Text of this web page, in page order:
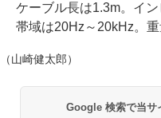
ケーブル長は1.3m。イ
帯域は20Hz～20kHz。重
（山崎健太郎）
Google 検索で当サ